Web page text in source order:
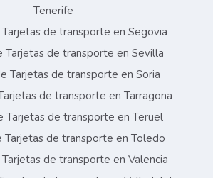
Tenerife
de transporte en Segovia
Tarjetas de transporte en Sevilla
Tarjetas de transporte en Soria
de transporte en Tarragona
Tarjetas de transporte en Teruel
Tarjetas de transporte en Toledo
de transporte en Valencia